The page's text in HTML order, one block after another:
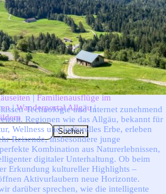
Homepages rund ums Allgäu:
|Familienausflüge im
|Wanderportal Allgäu|
Suchen
Technologie und Internet zunehmend
Regionen wie das Allgäu, bekannt für
Wellness und kulturelles Erbe, erleben
Reisende, insbesondere junge
Kombination aus Naturerlebnissen,
digitaler Unterhaltung. Ob beim
Erkundung kultureller Highlights –
Aktivurlaubern neue Horizonte.
darüber sprechen, wie die intelligente